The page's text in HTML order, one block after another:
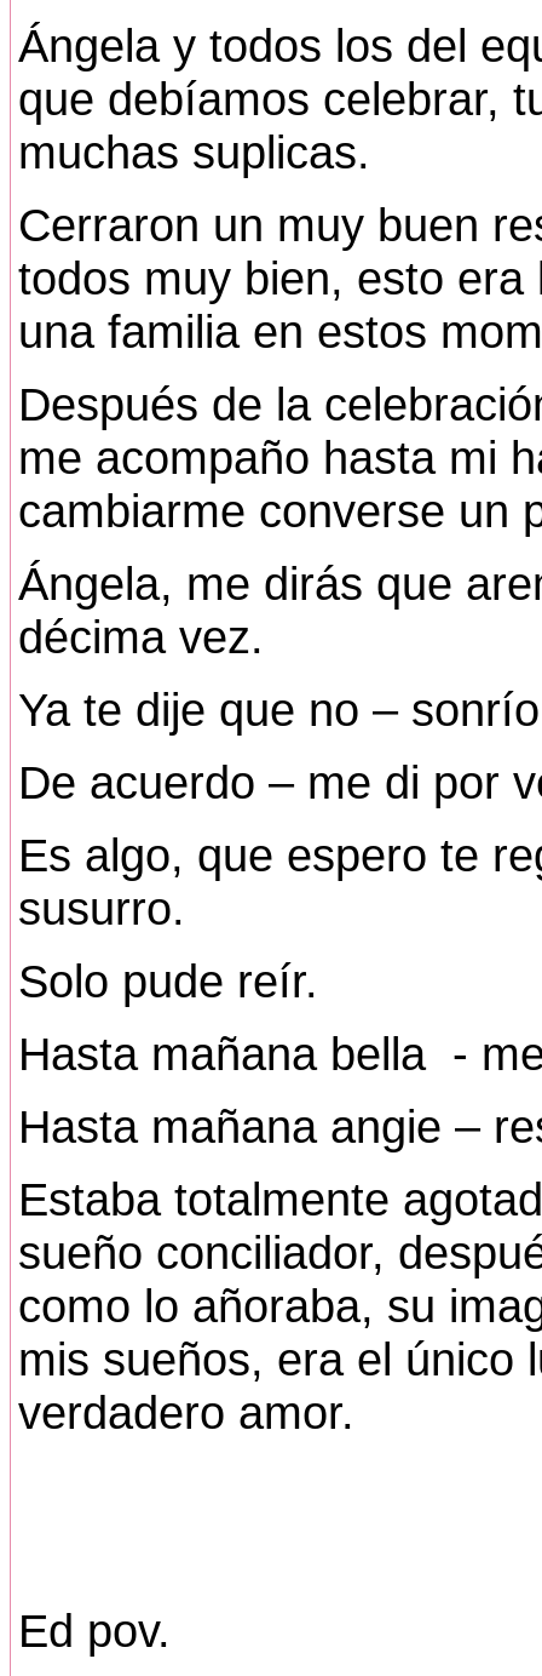
Ángela y todos los del
que debíamos celebrar,
muchas suplicas.
Cerraron un muy buen
todos muy bien, esto
una familia en estos
Después de la
me acompaño hasta mi
cambiarme converse un
Ángela, me dirás que
décima vez.
Ya te dije que no –
De acuerdo – me di por
Es algo, que espero te
susurro.
Solo pude reír.
Hasta mañana bella -
Hasta mañana angie –
Estaba totalmente
sueño conciliador,
como lo añoraba, su
mis sueños, era el único
verdadero amor.
Ed pov.